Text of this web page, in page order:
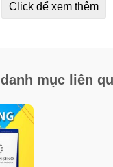
Click để xem thêm
mục liên